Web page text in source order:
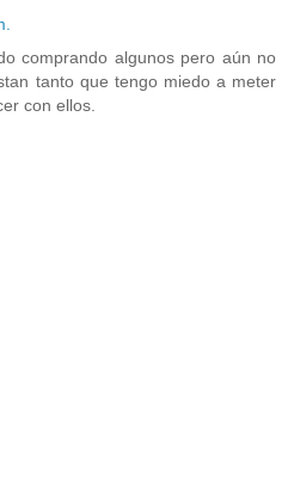
comprando algunos pero aún no
tanto que tengo miedo a meter
con ellos.